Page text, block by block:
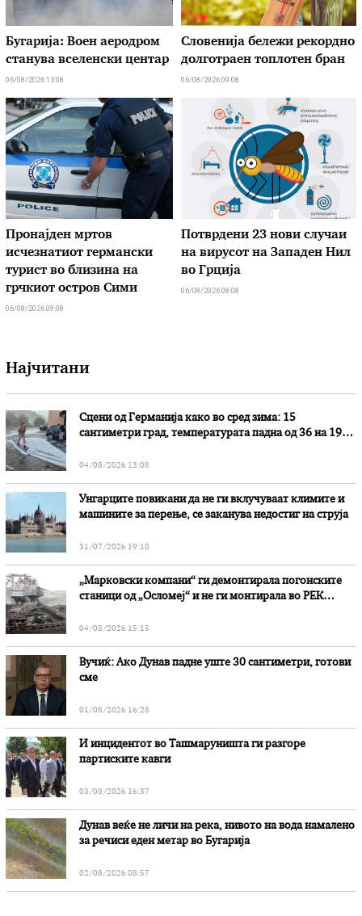
Бугарија: Воен аеродром
станува вселенски центар
06/08/2026 13:08
Словенија бележи рекордно
долготраен топлотен бран
06/08/2026 09:08
Пронајден мртов
исчезнатиот германски
турист во близина на
грчкиот остров Сими
06/08/2026 09:08
Потврдени 23 нови случаи
на вирусот на Западен Нил
во Грција
06/08/2026 08:08
Најчитани
Сцени од Германија како во сред зима: 15
сантиметри град, температурата падна од 36 на 19
04/08/2026 13:08
Унгарците повикани да не ги вклучуваат климите и
машините за перење, се заканува недостиг на струја
31/07/2026 19:10
„Марковски компани“ ги демонтирала погонските
станици од „Осломеј“ и не ги монтирала во РЕК
04/08/2026 15:15
Вучиќ: Ако Дунав падне уште 30 сантиметри, готови
сме
01/08/2026 16:28
И инцидентот во Ташмаруништa ги разгоре
партиските кавги
03/08/2026 16:37
Дунав веќе не личи на река, нивото на вода намалено
за речиси еден метар во Бугарија
02/08/2026 08:57